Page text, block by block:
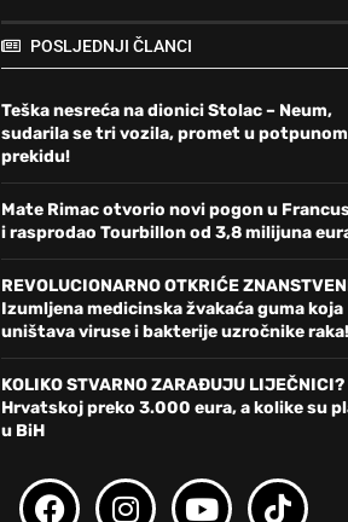
POSLJEDNJI ČLANCI
Teška nesreća na dionici Stolac – Neum,
sudarila se tri vozila, promet u potpunom
prekidu!
Mate Rimac otvorio novi pogon u
i rasprodao Tourbillon od 3,8 milijuna
REVOLUCIONARNO OTKRIĆE
Izumljena medicinska žvakaća guma koja
uništava viruse i bakterije uzročnike raka!
KOLIKO STVARNO ZARAĐUJU LIJEČNICI?
Hrvatskoj preko 3.000 eura, a kolike su
u BiH